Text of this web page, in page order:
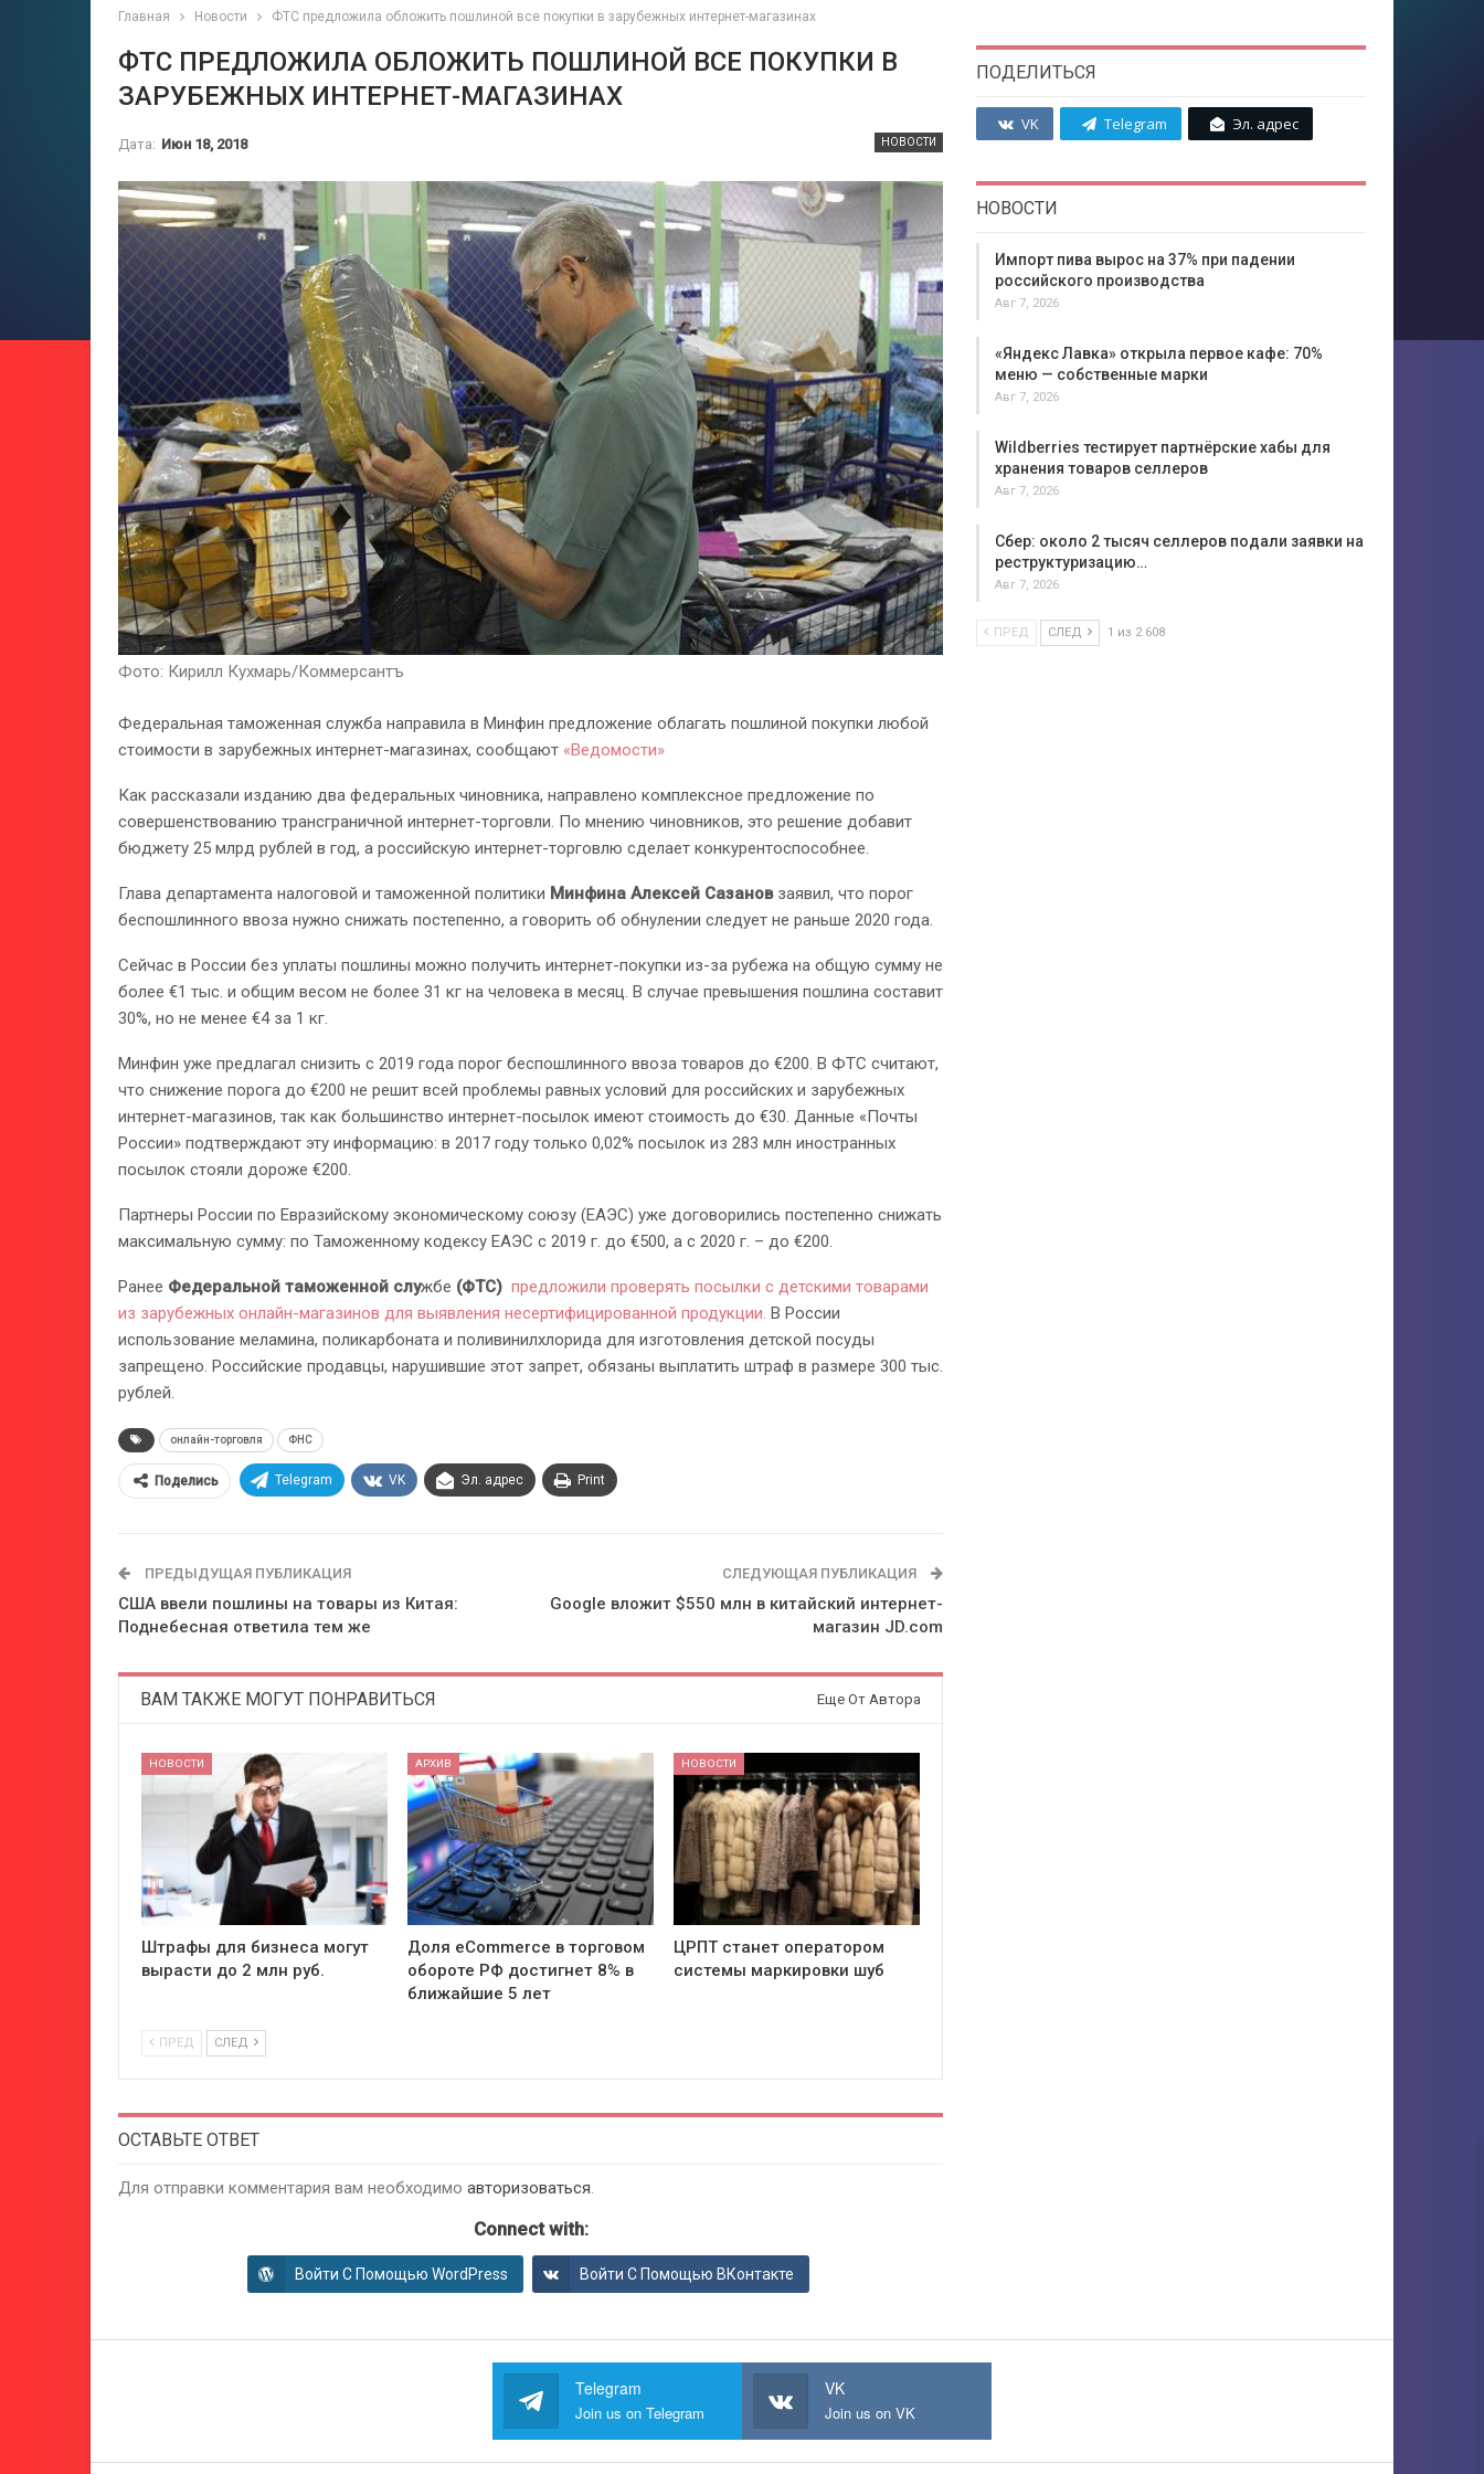
Главная Новости ФТС предложила обложить пошлиной все покупки в зарубежных интернет-магазинах
ФТС ПРЕДЛОЖИЛА ОБЛОЖИТЬ ПОШЛИНОЙ ВСЕ ПОКУПКИ В
ЗАРУБЕЖНЫХ ИНТЕРНЕТ-МАГАЗИНАХ
НОВОСТИ
Дата: Июн 18, 2018
Фото: Кирилл Кухмарь/Коммерсантъ
Федеральная таможенная служба направила в Минфин предложение облагать пошлиной покупки любой
стоимости в зарубежных интернет-магазинах, сообщают «Ведомости»
Как рассказали изданию два федеральных чиновника, направлено комплексное предложение по
совершенствованию трансграничной интернет-торговли. По мнению чиновников, это решение добавит
бюджету 25 млрд рублей в год, а российскую интернет-торговлю сделает конкурентоспособнее.
Глава департамента налоговой и таможенной политики Минфина Алексей Сазановзаявил, что порог
беспошлинного ввоза нужно снижать постепенно, а говорить об обнулении следует не раньше 2020 года.
Сейчас в России без уплаты пошлины можно получить интернет-покупки из-за рубежа на общую сумму не
более €1 тыс. и общим весом не более 31 кг на человека в месяц. В случае превышения пошлина составит
30%, но не менее €4 за 1 кг.
Минфин уже предлагал снизить с 2019 года порог беспошлинного ввоза товаров до €200. В ФТС считают,
что снижение порога до €200 не решит всей проблемы равных условий для российских и зарубежных
интернет-магазинов, так как большинство интернет-посылок имеют стоимость до €30. Данные «Почты
России» подтверждают эту информацию: в 2017 году только 0,02% посылок из 283 млн иностранных
посылок стояли дороже €200.
Партнеры России по Евразийскому экономическому союзу (ЕАЭС) уже договорились постепенно снижать
максимальную сумму: по Таможенному кодексу ЕАЭС с 2019 г. до €500, а с 2020 г. – до €200.
Ранее Федеральной таможенной службе (ФТС) предложили проверять посылки с детскими товарами
из зарубежных онлайн-магазинов для выявления несертифицированной продукции. В России
использование меламина, поликарбоната и поливинилхлорида для изготовления детской посуды
запрещено. Российские продавцы, нарушившие этот запрет, обязаны выплатить штраф в размере 300 тыс.
рублей.
онлайн-торговля ФНС
Поделись Telegram VK Эл. адрес Print
ПРЕДЫДУЩАЯ ПУБЛИКАЦИЯ
США ввели пошлины на товары из Китая:
Поднебесная ответила тем же
СЛЕДУЮЩАЯ ПУБЛИКАЦИЯ
Google вложит $550 млн в китайский интернет-
магазин JD.com
ВАМ ТАКЖЕ МОГУТ ПОНРАВИТЬСЯ Еще От Автора
НОВОСТИ
Штрафы для бизнеса могут
вырасти до 2 млн руб.
АРХИВ
Доля eCommerce в торговом
обороте РФ достигнет 8% в
ближайшие 5 лет
НОВОСТИ
ЦРПТ станет оператором
системы маркировки шуб
ПРЕД СЛЕД
ОСТАВЬТЕ ОТВЕТ
Для отправки комментария вам необходимо авторизоваться.
Connect with:
Войти С Помощью WordPress Войти С Помощью ВКонтакте
ПОДЕЛИТЬСЯ
VK Telegram Эл. адрес
НОВОСТИ
Импорт пива вырос на 37% при падении
российского производства
Авг 7, 2026
«Яндекс Лавка» открыла первое кафе: 70%
меню — собственные марки
Авг 7, 2026
Wildberries тестирует партнёрские хабы для
хранения товаров селлеров
Авг 7, 2026
Сбер: около 2 тысяч селлеров подали заявки на
реструктуризацию…
Авг 7, 2026
ПРЕД СЛЕД 1 из 2 608
Telegram
Join us on Telegram
VK
Join us on VK